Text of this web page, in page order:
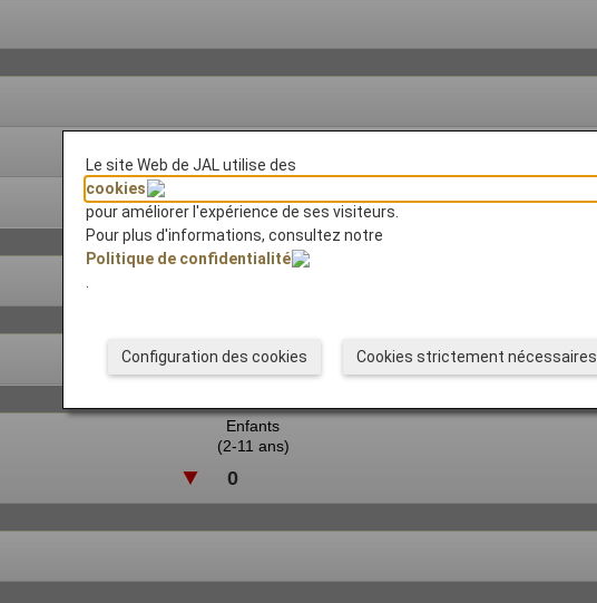
Enfants
(2-11 ans)
Le site Web de JAL utilise des
cookies
pour améliorer l'expérience de ses visiteurs.
Pour plus d'informations, consultez notre
Politique de confidentialité
Cookies strictement nécessaires
Configuration des cookies